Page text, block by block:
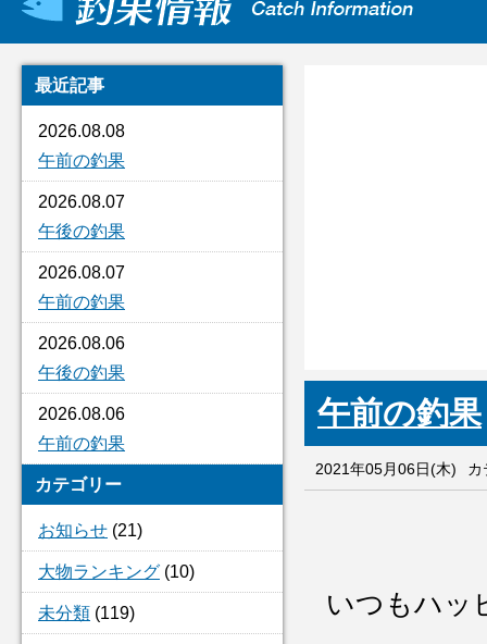
最近記事
2026.08.08
午前の釣果
2026.08.07
午後の釣果
2026.08.07
午前の釣果
2026.08.06
午後の釣果
2026.08.06
午前の釣果
カテゴリー
お知らせ (21)
大物ランキング (10)
未分類 (119)
午前の釣果
2021年05月06日(木) カ
いつもハッ